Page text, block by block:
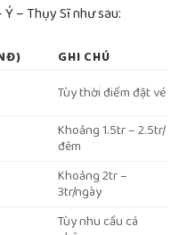
– Thụy Sĩ như sau:
GHI CHÚ
Tùy thời điểm đặt vé
Khoảng 1.5tr – 2.5tr/
đêm
Khoảng 2tr –
3tr/ngày
Tùy nhu cầu cá